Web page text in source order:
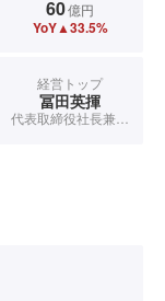
60億円
YoY▲33.5%
経営トップ
冨田英揮
代表取締役社長兼CEO(最高経営責任者)